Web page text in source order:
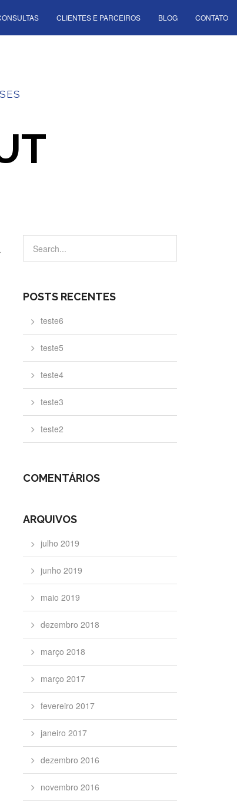
CLIENTES E PARCEIROS BLOG CONTATO
POSTS RECENTES
teste6
teste5
teste4
teste3
teste2
COMENTÁRIOS
ARQUIVOS
julho 2019
junho 2019
maio 2019
dezembro 2018
março 2018
março 2017
fevereiro 2017
janeiro 2017
dezembro 2016
novembro 2016